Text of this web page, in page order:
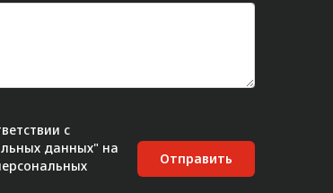
с
данных" на
Отправить